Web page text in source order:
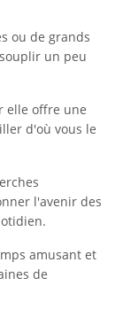
ou de grands
un peu
elle offre une
d'où vous le
l'avenir des
amusant et
de